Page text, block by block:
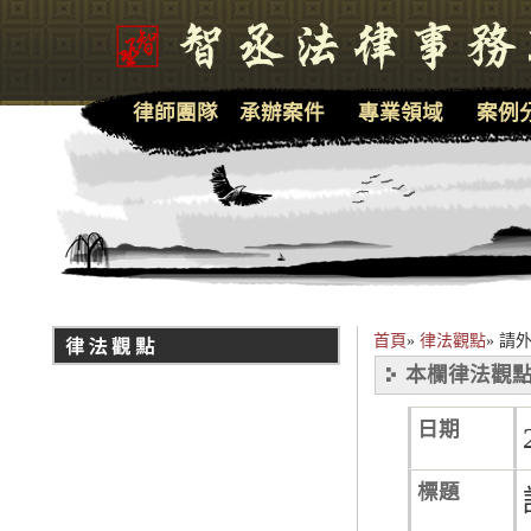
首頁» 律法觀點» 請
本欄律法觀
日期
標題
律師團隊 承辦案件 專業領域 案例